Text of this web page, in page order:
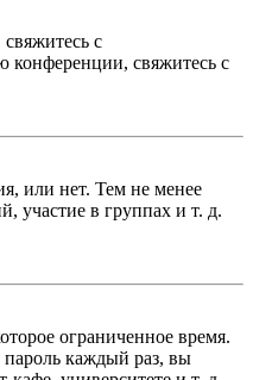
с
конференции, свяжитесь с
или нет. Тем не менее
участие в группах и т. д.
ограниченное время.
пароль каждый раз, вы